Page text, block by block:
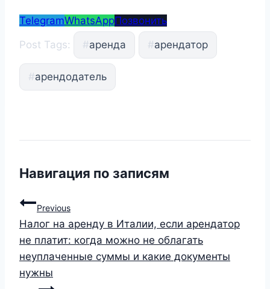
TelegramWhatsAppПозвонить
Post Tags:
#аренда #арендатор
#арендодатель
Навигация по записям
Previous
Налог на аренду в Италии, если арендатор
не платит: когда можно не облагать
неуплаченные суммы и какие документы
нужны